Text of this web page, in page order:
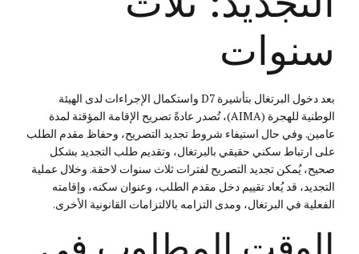
سنوات
بعد دخول البرتغال بتأشيرة D7 واستكمال الإجراءات لدى الهيئة
الوطنية للهجرة (AIMA)، تُصدر عادةً تصريح الإقامة المؤقتة لمدة
عامين. وفي حال استيفاء شروط تجديد التصريح، وحفاظ مقدم الطلب
على ارتباط سكني حقيقي بالبرتغال، وتقديم طلب التجديد بشكل
صحيح، يُمكن تجديد التصريح لفترات ثلاث سنوات لاحقة. وخلال عملية
التجديد، قد يُعاد تقييم دخل مقدم الطلب، وعنوان سكنه، وإقامته
الفعلية في البرتغال، ومدى التزامه بالالتزامات القانونية الأخرى.